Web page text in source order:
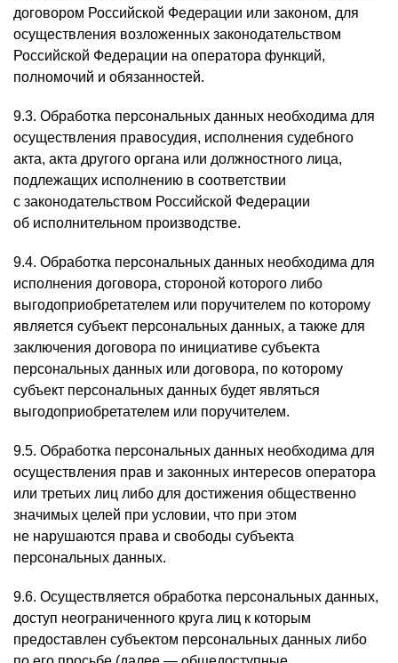
договором Российской Федерации или законом, для
осуществления возложенных законодательством
Российской Федерации на оператора функций,
полномочий и обязанностей.
9.3. Обработка персональных данных необходима для
осуществления правосудия, исполнения судебного
акта, акта другого органа или должностного лица,
подлежащих исполнению в соответствии
с законодательством Российской Федерации
об исполнительном производстве.
9.4. Обработка персональных данных необходима для
исполнения договора, стороной которого либо
выгодоприобретателем или поручителем по которому
является субъект персональных данных, а также для
заключения договора по инициативе субъекта
персональных данных или договора, по которому
субъект персональных данных будет являться
выгодоприобретателем или поручителем.
9.5. Обработка персональных данных необходима для
осуществления прав и законных интересов оператора
или третьих лиц либо для достижения общественно
значимых целей при условии, что при этом
не нарушаются права и свободы субъекта
персональных данных.
9.6. Осуществляется обработка персональных данных,
доступ неограниченного круга лиц к которым
предоставлен субъектом персональных данных либо